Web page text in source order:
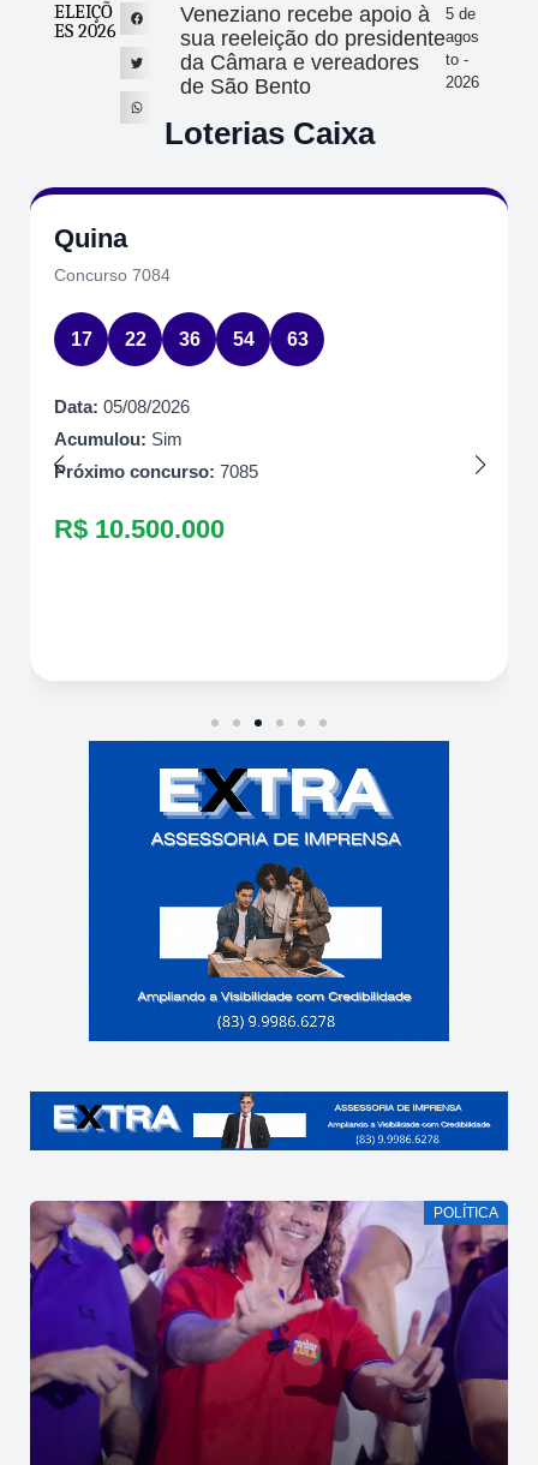
ELEIÇÕ
ES 2026
Veneziano recebe apoio à
sua reeleição do presidente
da Câmara e vereadores
de São Bento
5 de
agos
to -
2026
Loterias Caixa
Quina
Concurso 7084
17 22 36 54 63
Data: 05/08/2026
Acumulou: Sim
Próximo concurso: 7085
R$ 10.500.000
POLÍTICA